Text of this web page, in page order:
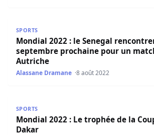
SPORTS
Mondial 2022 : le Senegal
septembre prochaine pour un match
Autriche
Alassane Dramane 8 août 2022
SPORTS
Mondial 2022 : Le trophée de la
Dakar